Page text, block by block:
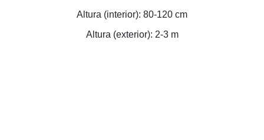
Altura (interior): 80-120 cm
Altura (exterior): 2-3 m